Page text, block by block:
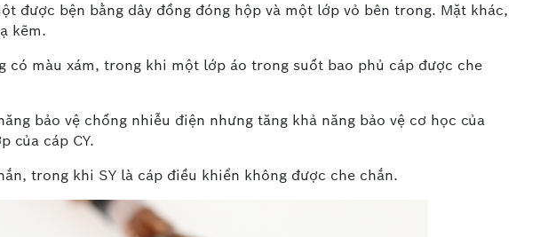
được bện bằng dây đồng đóng hộp và một lớp vỏ bên trong. Mặt khác,
kẽm.
có màu xám, trong khi một lớp áo trong suốt bao phủ cáp được che
bảo vệ chống nhiễu điện nhưng tăng khả năng bảo vệ cơ học của
của cáp CY.
trong khi SY là cáp điều khiển không được che chắn.